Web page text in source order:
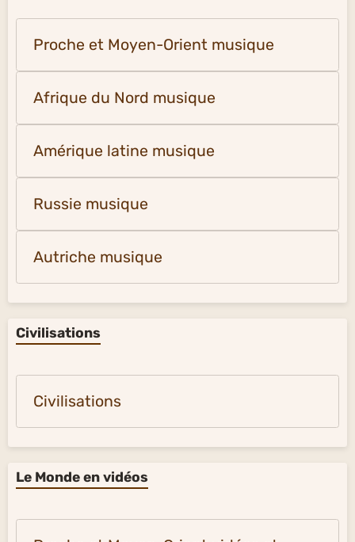
Proche et Moyen-Orient musique
Afrique du Nord musique
Amérique latine musique
Russie musique
Autriche musique
Civilisations
Civilisations
Le Monde en vidéos